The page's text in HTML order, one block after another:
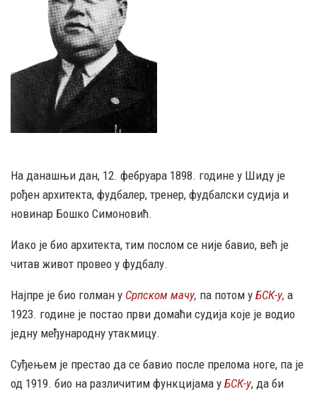
На данашњи дан, 12. фебруара 1898. године у Шиду је
рођен архитекта, фудбалер, тренер, фудбалски судија и
новинар Бошко Симоновић.
Иако је био архитекта, тим послом се није бавио, већ је
читав живот провео у фудбалу.
Најпре је био голман у Српском мачу, па потом у БСК-у, а
1923. године је постао први домаћи судија које је водио
једну међународну утакмицу.
Суђењем је престао да се бавио после прелома ноге, па је
од 1919. био на различитим функцијама у БСК-у, да би